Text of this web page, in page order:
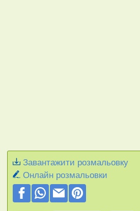
Завантажити розмальовку
Онлайн розмальовки